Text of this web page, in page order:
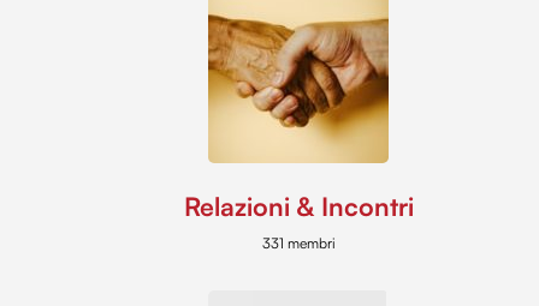
Relazioni & Incontri
331 membri